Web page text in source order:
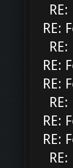
RE:
RE:
RE:
RE:
RE: